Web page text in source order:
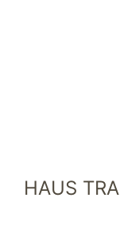
HAUS